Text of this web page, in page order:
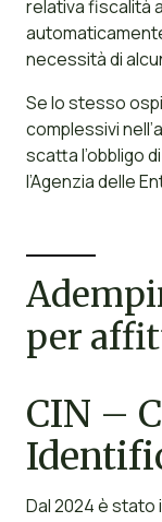
relativa fiscalità
necessità di
Se lo stesso
complessivi
scatta l’obbligo di
l’Agenzia delle
per
CIN –
Dal 2024 è